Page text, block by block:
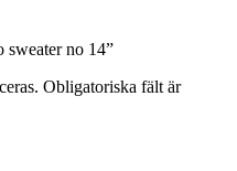
sweater no 14”
Obligatoriska fält är